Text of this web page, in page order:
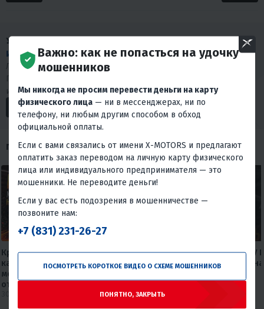
У НАС МНОГО
ИНТЕРЕСНОГО КОНТЕНТА!
Любишь драйв и интересуешься мототехникой?
Подписывайся на наши социальные сети. У нас много
интересного.
ПОХОЖИЕ ОБЗОРЫ
Круизер, который не бьет по
карману🔥🔥 Обзор дорожного
мотоцикла FAIDET Rebel 400 EFI
от мX-MOTORS
Максискутер PROMAX ADV
— лучшее предложение на
27 июля 2026
Важно: как не попасться на удочку
мошенников
Мы никогда не просим перевести деньги на карту
физического лица — ни в мессенджерах, ни по
телефону, ни любым другим способом в обход
официальной оплаты.
Если с вами связались от имени X-MOTORS и предлагают
оплатить заказ переводом на личную карту физического
лица или индивидуального предпринимателя — это
мошенники. Не переводите деньги!
Если у вас есть подозрения в мошенничестве —
позвоните нам:
+7 (831) 231-26-27
ПОСМОТРЕТЬ КОРОТКОЕ ВИДЕО О СХЕМЕ МОШЕННИКОВ
ПОНЯТНО, ЗАКРЫТЬ